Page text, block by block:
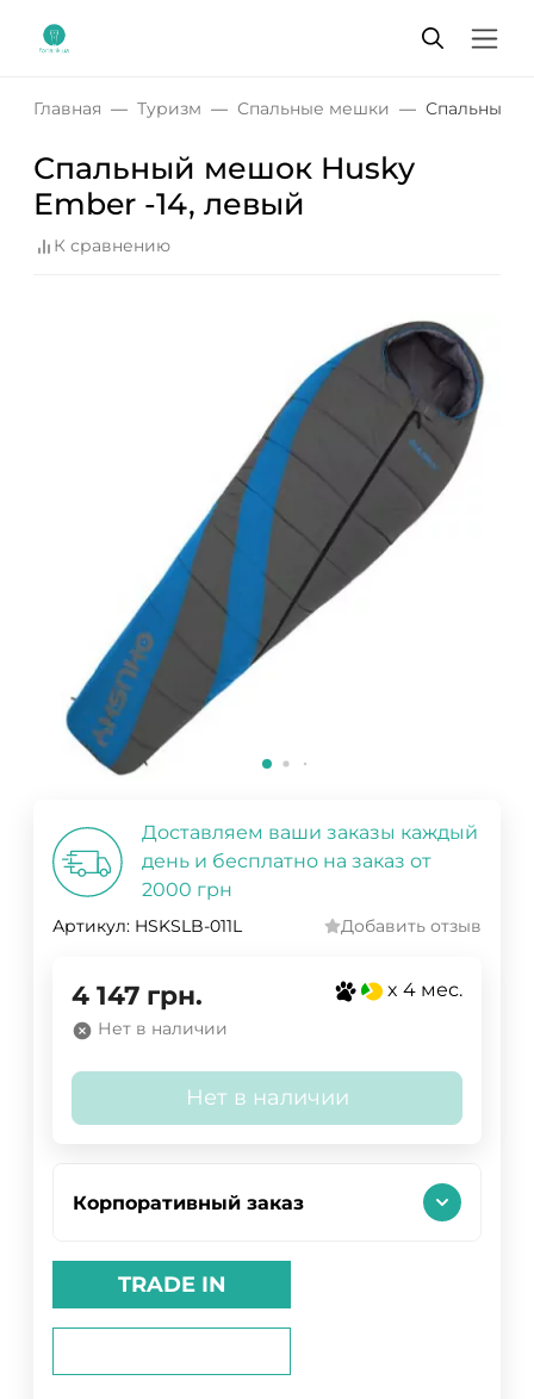
Главная Туризм Спальные мешки Спальный
Спальный мешок Husky
Ember -14, левый
К сравнению
Доставляем ваши заказы каждый
день и бесплатно на заказ от
2000 грн
Артикул: HSKSLB-011L Добавить отзыв
4 147 грн. x 4 мес.
Нет в наличии
Нет в наличии
Корпоративный заказ
TRADE IN